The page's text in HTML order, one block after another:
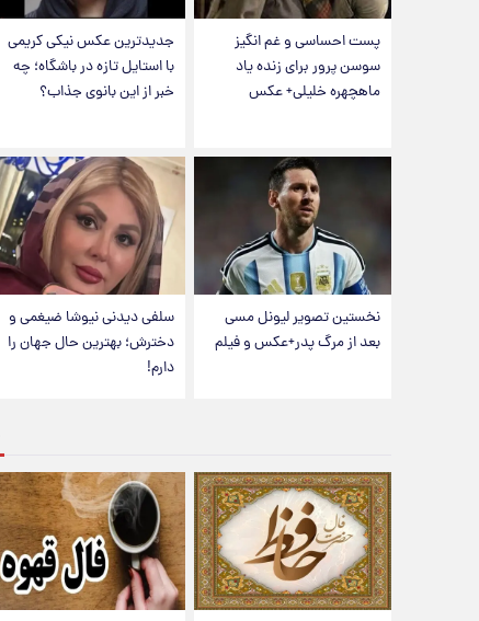
پست احساسی و غم انگیز
سوسن پرور برای زنده یاد
ماهچهره خلیلی+ عکس
جدیدترین عکس نیکی کریمی
با استایل تازه در باشگاه؛ چه
خبر از این بانوی جذاب؟
نخستین تصویر لیونل مسی
بعد از مرگ پدر+عکس و فیلم
سلفی دیدنی نیوشا ضیغمی و
دخترش؛ بهترین حال جهان را
دارم!